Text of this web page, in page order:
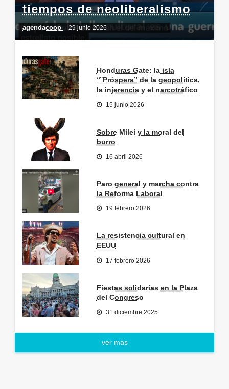
tiempos de neoliberalismo
agendacoop 29 junio 2026
Honduras Gate: la isla
“¨Próspera” de la geopolítica,
la injerencia y el narcotráfico
15 junio 2026
Sobre Milei y la moral del
burro
16 abril 2026
Paro general y marcha contra
la Reforma Laboral
19 febrero 2026
La resistencia cultural en
EEUU
17 febrero 2026
Fiestas solidarias en la Plaza
del Congreso
31 diciembre 2025
ver más